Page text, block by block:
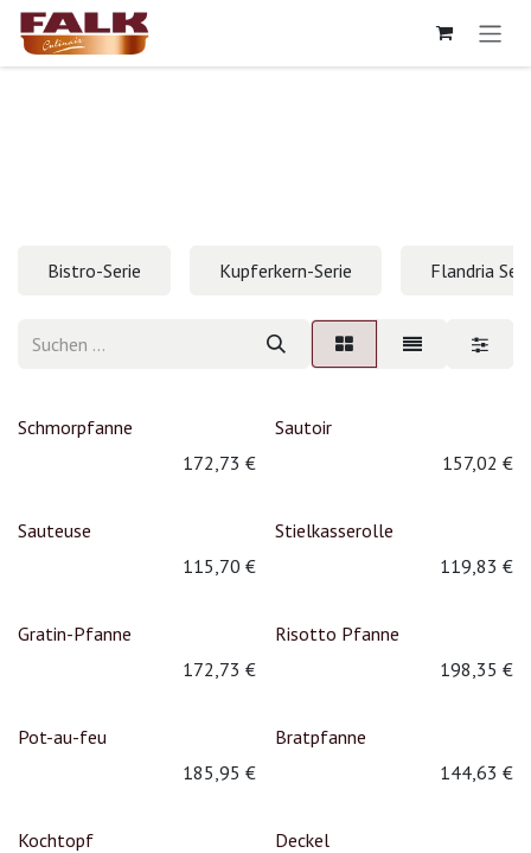
Zum Inhalt springen
Bistro-Serie Kupferkern-Serie Flandria
Schmorpfanne
172,73 €
Sautoir
157,02 €
Sauteuse
115,70 €
Stielkasserolle
119,83 €
Gratin-Pfanne
172,73 €
Risotto Pfanne
198,35 €
Pot-au-feu
185,95 €
Bratpfanne
144,63 €
Kochtopf
Deckel